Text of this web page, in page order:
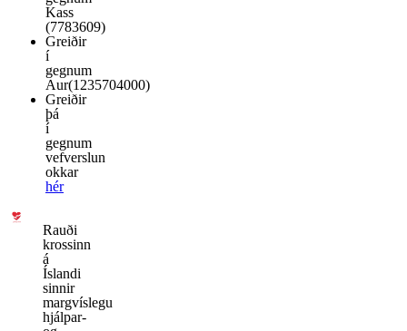
Kass
(7783609)
Greiðir
í
gegnum
Aur(1235704000)
Greiðir
þá
í
gegnum
vefverslun
okkar
hér
Rauði
krossinn
á
Íslandi
sinnir
margvíslegu
hjálpar-